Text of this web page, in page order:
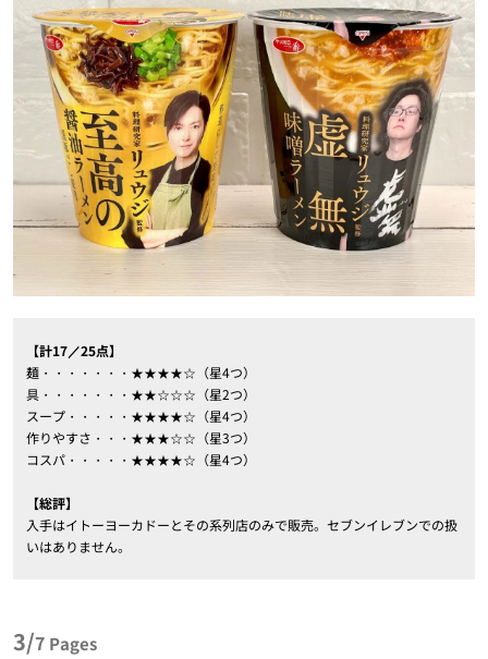
【計17／25点】
麺・・・・・・・★★★★☆（星4つ）
具・・・・・・・★★☆☆☆（星2つ）
スープ・・・・・★★★★☆（星4つ）
作りやすさ・・・★★★☆☆（星3つ）
コスパ・・・・・★★★★☆（星4つ）
【総評】
入手はイトーヨーカドーとその系列店のみで販売。セブンイレブンでの扱
いはありません。
3/7 Pages